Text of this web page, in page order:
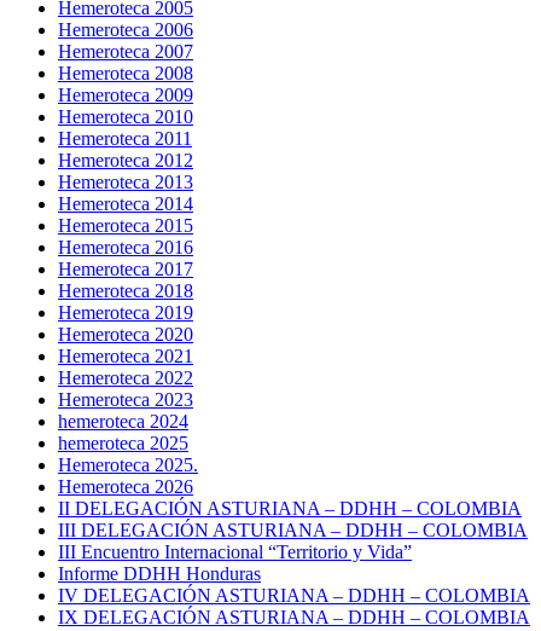
Hemeroteca 2005
Hemeroteca 2006
Hemeroteca 2007
Hemeroteca 2008
Hemeroteca 2009
Hemeroteca 2010
Hemeroteca 2011
Hemeroteca 2012
Hemeroteca 2013
Hemeroteca 2014
Hemeroteca 2015
Hemeroteca 2016
Hemeroteca 2017
Hemeroteca 2018
Hemeroteca 2019
Hemeroteca 2020
Hemeroteca 2021
Hemeroteca 2022
Hemeroteca 2023
hemeroteca 2024
hemeroteca 2025
Hemeroteca 2025.
Hemeroteca 2026
II DELEGACIÓN ASTURIANA – DDHH – COLOMBIA
III DELEGACIÓN ASTURIANA – DDHH – COLOMBIA
III Encuentro Internacional “Territorio y Vida”
Informe DDHH Honduras
IV DELEGACIÓN ASTURIANA – DDHH – COLOMBIA
IX DELEGACIÓN ASTURIANA – DDHH – COLOMBIA